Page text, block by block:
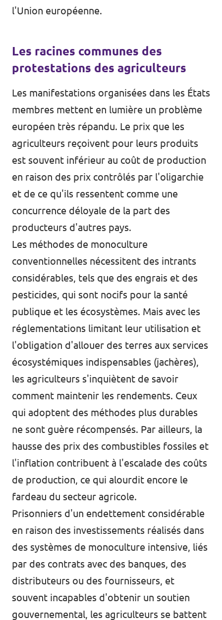
l'Union européenne.
Les racines communes des
protestations des agriculteurs
Les manifestations organisées dans les États
membres mettent en lumière un problème
européen très répandu. Le prix que les
agriculteurs reçoivent pour leurs produits
est souvent inférieur au coût de production
en raison des prix contrôlés par l'oligarchie
et de ce qu'ils ressentent comme une
concurrence déloyale de la part des
producteurs d'autres pays.
Les méthodes de monoculture
conventionnelles nécessitent des intrants
considérables, tels que des engrais et des
pesticides, qui sont nocifs pour la santé
publique et les écosystèmes. Mais avec les
réglementations limitant leur utilisation et
l'obligation d'allouer des terres aux services
écosystémiques indispensables (jachères),
les agriculteurs s'inquiètent de savoir
comment maintenir les rendements. Ceux
qui adoptent des méthodes plus durables
ne sont guère récompensés. Par ailleurs, la
hausse des prix des combustibles fossiles et
l'inflation contribuent à l'escalade des coûts
de production, ce qui alourdit encore le
fardeau du secteur agricole.
Prisonniers d'un endettement considérable
en raison des investissements réalisés dans
des systèmes de monoculture intensive, liés
par des contrats avec des banques, des
distributeurs ou des fournisseurs, et
souvent incapables d'obtenir un soutien
gouvernemental, les agriculteurs se battent